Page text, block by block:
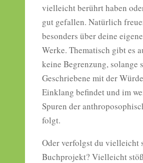
vielleicht berührt haben
gut gefallen. Natürlich
besonders über deine
Werke. Thematisch gibt es
keine Begrenzung, solange
Geschriebene mit der
Einklang befindet und im
Spuren der
folgt.
Oder verfolgst du vielleicht
Buchprojekt? Vielleicht